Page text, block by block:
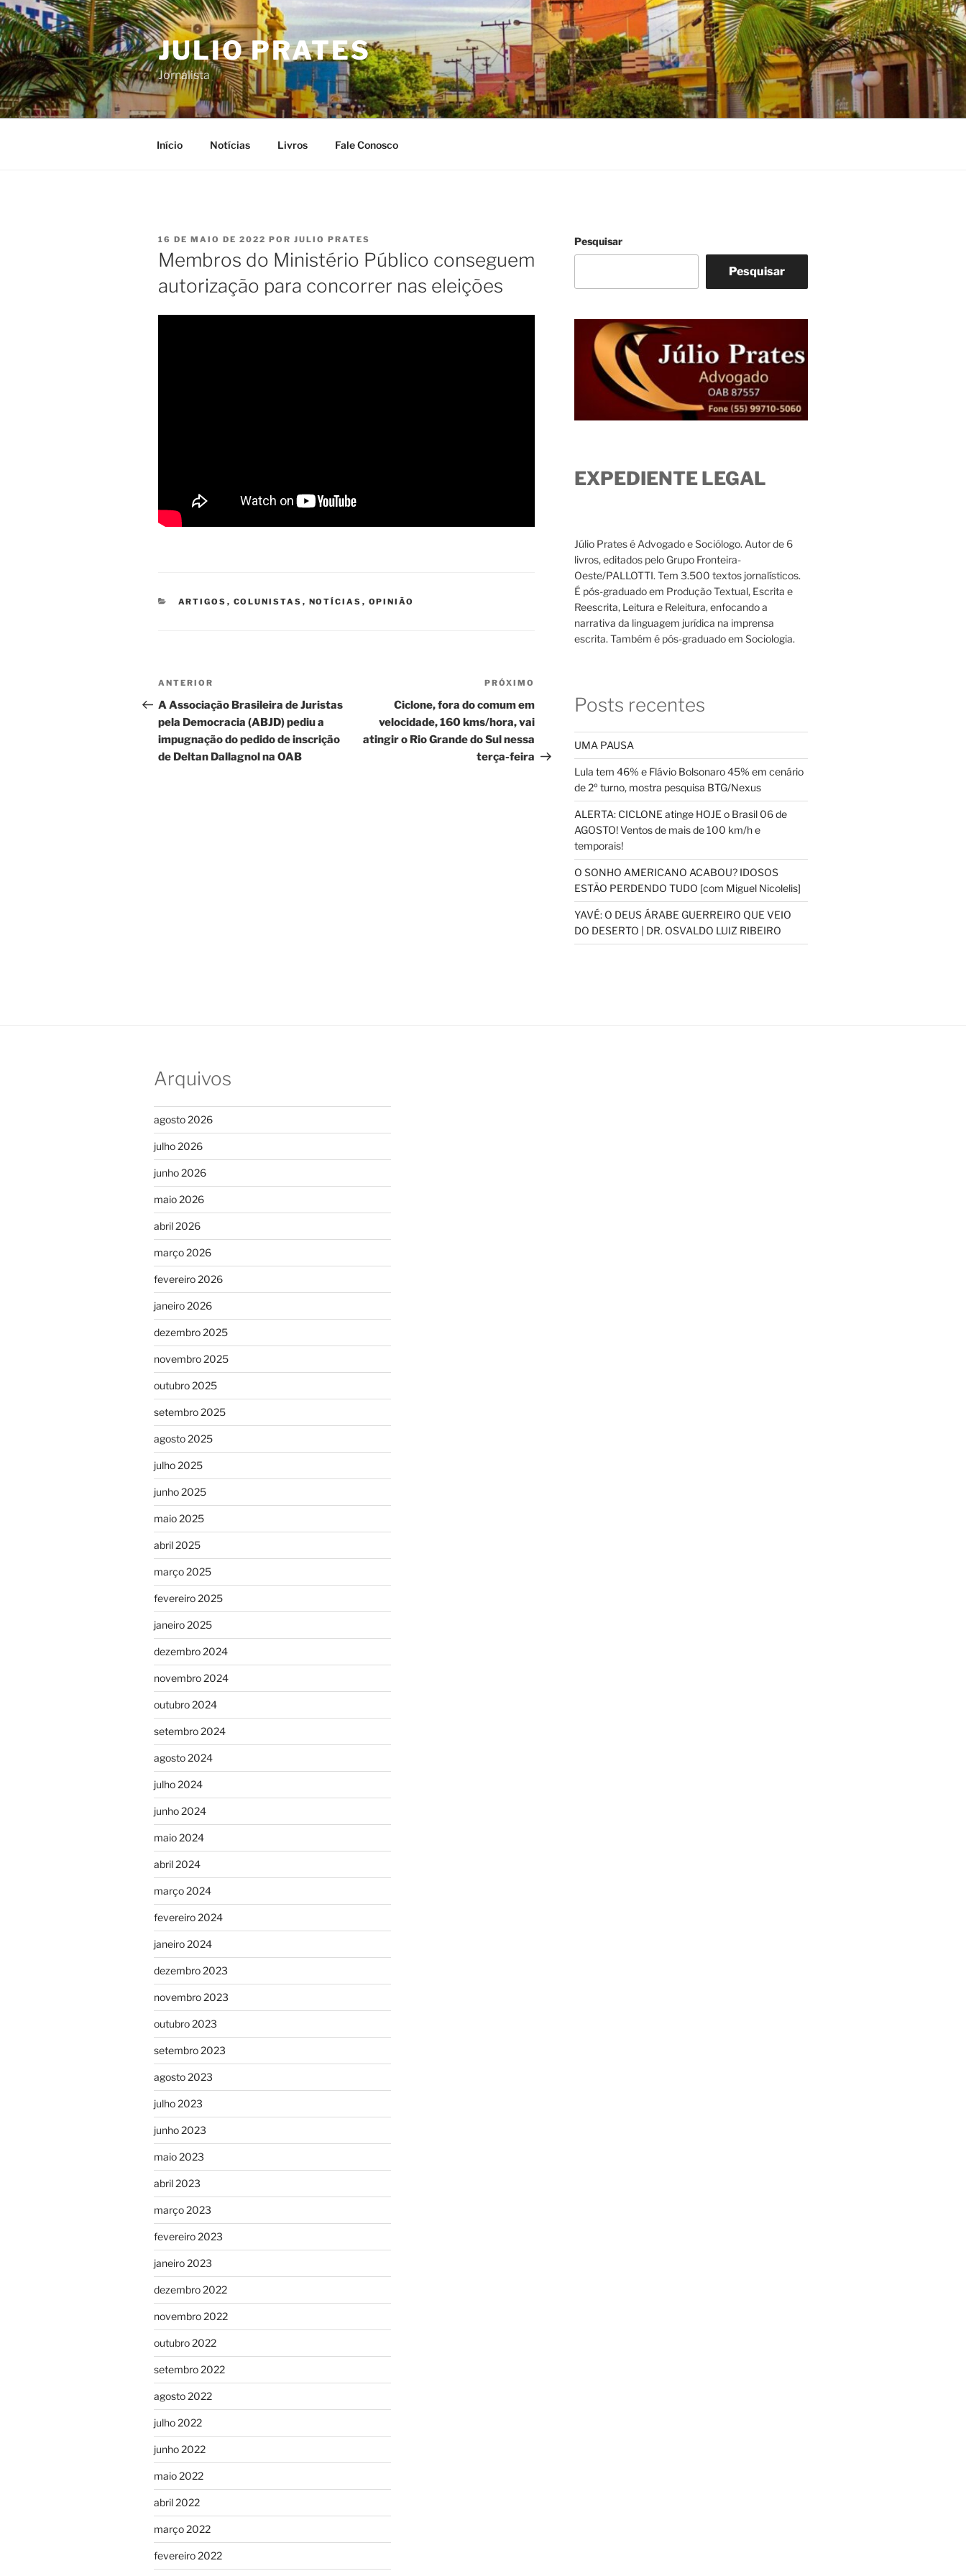
Pular
para
o
conteúdo
JULIO PRATES
Jornalista
Início Notícias Livros Fale Conosco
PUBLICADO
EM
16 DE MAIO DE 2022 POR JULIO PRATES
Membros do Ministério Público conseguem
autorização para concorrer nas eleições
CATEGORIAS
ARTIGOS , COLUNISTAS , NOTÍCIAS , OPINIÃO
Navegação
de
Post
Post
anterior
ANTERIOR
A Associação Brasileira de Juristas
pela Democracia (ABJD) pediu a
impugnação do pedido de inscrição
de Deltan Dallagnol na OAB
post
PRÓXIMO
Ciclone, fora do comum em
velocidade, 160 kms/hora, vai
atingir o Rio Grande do Sul nessa
terça-feira
Pesquisar
Pesquisar
EXPEDIENTE LEGAL
Júlio Prates é Advogado e Sociólogo. Autor de 6
livros, editados pelo Grupo Fronteira-
Oeste/PALLOTTI. Tem 3.500 textos jornalísticos.
É pós-graduado em Produção Textual, Escrita e
Reescrita, Leitura e Releitura, enfocando a
narrativa da linguagem jurídica na imprensa
escrita. Também é pós-graduado em Sociologia.
Posts recentes
UMA PAUSA
Lula tem 46% e Flávio Bolsonaro 45% em cenário
de 2º turno, mostra pesquisa BTG/Nexus
ALERTA: CICLONE atinge HOJE o Brasil 06 de
AGOSTO! Ventos de mais de 100 km/h e
temporais!
O SONHO AMERICANO ACABOU? IDOSOS
ESTÃO PERDENDO TUDO [com Miguel Nicolelis]
YAVÉ: O DEUS ÁRABE GUERREIRO QUE VEIO
DO DESERTO | DR. OSVALDO LUIZ RIBEIRO
Arquivos
agosto 2026
julho 2026
junho 2026
maio 2026
abril 2026
março 2026
fevereiro 2026
janeiro 2026
dezembro 2025
novembro 2025
outubro 2025
setembro 2025
agosto 2025
julho 2025
junho 2025
maio 2025
abril 2025
março 2025
fevereiro 2025
janeiro 2025
dezembro 2024
novembro 2024
outubro 2024
setembro 2024
agosto 2024
julho 2024
junho 2024
maio 2024
abril 2024
março 2024
fevereiro 2024
janeiro 2024
dezembro 2023
novembro 2023
outubro 2023
setembro 2023
agosto 2023
julho 2023
junho 2023
maio 2023
abril 2023
março 2023
fevereiro 2023
janeiro 2023
dezembro 2022
novembro 2022
outubro 2022
setembro 2022
agosto 2022
julho 2022
junho 2022
maio 2022
abril 2022
março 2022
fevereiro 2022